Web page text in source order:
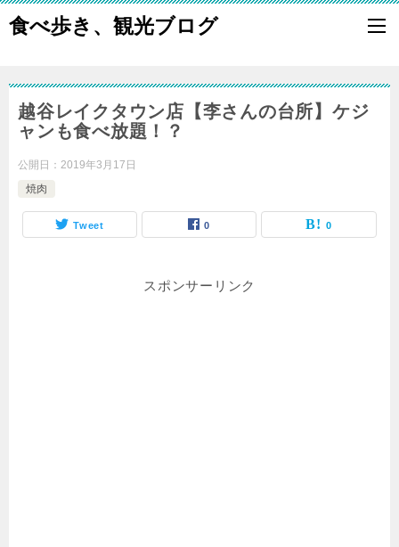
食べ歩き、観光ブログ
越谷レイクタウン店【李さんの台所】ケジ
ャンも食べ放題！？
公開日： 2019年3月17日
焼肉
Tweet 0 0
スポンサーリンク